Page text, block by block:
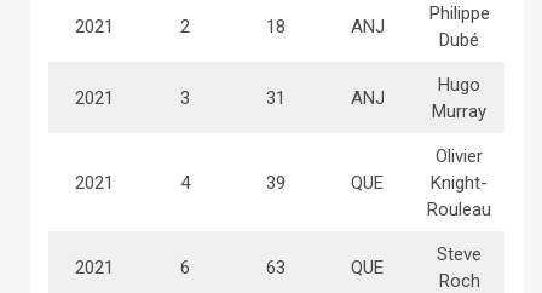
2021 2 18 ANJ
Philippe
Dubé
2021 3 31 ANJ
Hugo
Murray
2021 4 39 QUE
Olivier
Knight-
Rouleau
2021 6 63 QUE
Steve
Roch